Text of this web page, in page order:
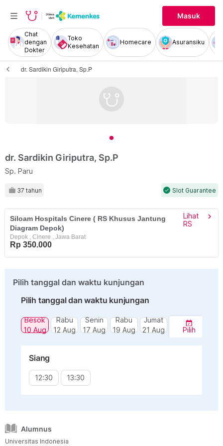
Masuk
Chat
dengan
Dokter
Toko
Kesehatan
Homecare Asuransiku
dr. Sardikin Giriputra, Sp.P
dr. Sardikin Giriputra, Sp.P
Sp. Paru
37 tahun check Slot Guarantee
Siloam Hospitals Cinere ( RS Khusus Jantung
Diagram Depok)
Lihat
RS
chevron_right
Depok , Cinere , Jawa Barat
Rp 350.000
Pilih tanggal dan waktu kunjungan
Pilih tanggal dan waktu kunjungan
Besok
10 Aug
Rabu
12 Aug
Senin
17 Aug
Rabu
19 Aug
Jumat
21 Aug
Pilih
Siang
12:30 13:30
Alumnus
Universitas Indonesia